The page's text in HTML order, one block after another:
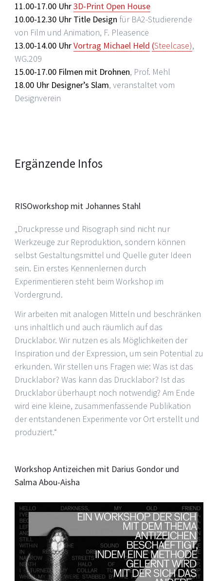
11.00-17.00 Uhr3D-Print Open House
10.00-12.30 Uhr Title Design für BA2-Studierende
von Film und Animation, F. Pleasence
13.00-14.00 UhrVortrag Michael Held (Steelcase),
WG.209
15.00-17.00 Filmen mit Drohnen, Prof. Mehl
18.00 Uhr Designer’s Slam, veranstaltet vom
Designverein
Ergänzende Infos
RISOworkshop mit Johannes Stahl
„Druckpresse und Risograph sind nicht nur
Werkzeuge zur Reproduktion, sondern können
selbst Gestaltungsmittel und Quelle guter Ideen
sein. Ein erstes Kennenlernen durch
Experimentieren steht beim Workshop im
Vordergrund.
Wir arbeiten mit analogen Mitteln und beschränken
uns inhaltlich und auch räumlich auf das
Drucklabor. Wir nutzen es als Möglichkeiten der
Inspiration und der Expression, um sein Potential zu
erkunden. Wir stellen uns Fragen wie: Was ist das
Drucklabor? Was kann das Drucklabor? Ist das
Drucklabor überhaupt noch notwendig? Am Ende
wird eine kleine, zusammenfassende Publikation
der entstandenen Experimente vor Ort erstellt und
produziert.“
Workshop Antizeichen mit Darius Gondor und
Salma Abou-Aisha